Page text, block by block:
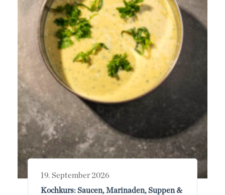
19. September 2026
Kochkurs: Saucen, Marinaden, Suppen &